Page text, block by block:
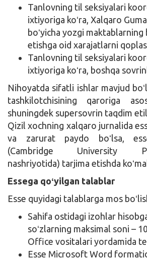
Tanlovning til seksiyalari
ixtiyoriga koʻra, Xalqaro
boʻyicha yozgi
etishga oid xarajatlarni
Tanlovning til seksiyalari
ixtiyoriga koʻra, boshqa
Nihoyatda sifatli ishlar mavjud
tashkilotchisining qaroriga
shuningdek supersovrin taqdim
Qizil xochning xalqaro jurnalida
va zarurat paydo boʻlsa,
(Cambridge University
nashriyotida) tarjima etishda
Essega qoʻyilgan talablar
Esse quyidagi talablarga mos
Sahifa ostidagi izohlar
soʻzlarning maksimal soni –
Office vositalari yordamida
Esse Microsoft Word